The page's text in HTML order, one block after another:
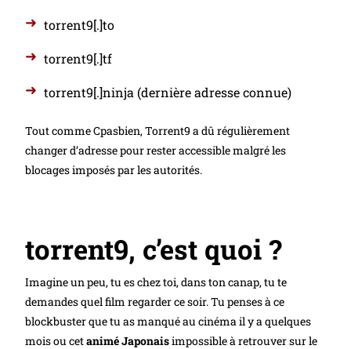
torrent9[.]to
torrent9[.]tf
torrent9[.]ninja (dernière adresse connue)
Tout comme Cpasbien, Torrent9 a dû régulièrement
changer d’adresse pour rester accessible malgré les
blocages imposés par les autorités.
torrent9, c’est quoi ?
Imagine un peu, tu es chez toi, dans ton canap, tu te
demandes quel film regarder ce soir. Tu penses à ce
blockbuster que tu as manqué au cinéma il y a quelques
mois ou cetanimé Japonaisimpossible à retrouver sur le